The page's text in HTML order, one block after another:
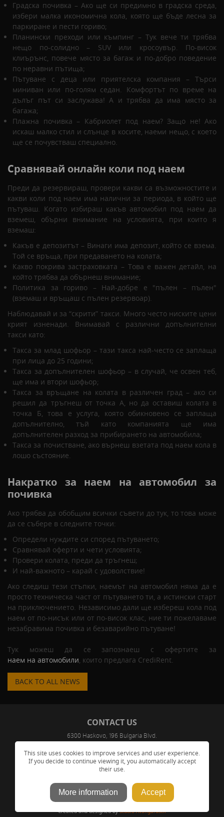
Градска почивка – Ако ще си предимно в градска среда,
избери малка икономична кола, която ще бъде лесна за
паркиране и пести гориво;
Планински преходи или къмпинг – Тук вече ти трябва
нещо по-солидно – SUV или кросоувър. По-висок
клиърънс, повече място за багаж и по-добро поведение
по неравни пътища;
Пътуване с деца или приятелска компания – Търси
миниван или по-голям седан. Комфортът по време на
дълъг път си заслужава! А и трябва да има място за
багажа;
Плажна почивка – Кабриолет под наем? Защо не! Ако
искаш малко стил и слънце в косите, наеми нещо, с което
ще се почувстваш специално.
Сравнявай онлайн коли под наем
Преди да резервираш, провери какви са възможностите и
какви коли под наем има налични за периода, в който ще
пътуваш. Когато избираш какъв автомобил под наем да
вземеш, обърни внимание на условията, при които я
вземаш:
Какъв е депозитът – Винаги има депозит, който се взема.
Той се връща, при предаването на колата;
Какво покрива застраховката – Това е важен детайл, на
който трябва да обърнеш внимание;
Политика за гориво – Най-добре е "пълен – пълен"
(вземаш и връщаш с пълен резервоар).
Наблюдавай и за “скрити” такси. Много често ниските цени
крият изненади. Внимавай с различни допълнителни
такси като:
Такса за млад шофьор – тази такса най-често се заплаща
при лица до 25 години;
Такса за допълнителен шофьор – в случай, че освен теб,
ще има и втори шофьор;
Такса за връщане на колата в различен град – ако си
решил да тръгнеш от точка А, но да оставиш колата в
точка Б, това е услуга, която обикновено се заплаща
допълнително, тъй като компанията ще има
допълнителен разход за прибирането на автомобила;
Такса за почистване, ако върнеш взетата под наем кола в
лошо състояние.
Накратко за наем на автомобил за
почивка
Ако трябва да обобщим всички съвети до тук, то това може
да се събере в следните точки:
Определи нуждите си според пътуването;
Сравнявай оферти и чети условията;
Провери колата, преди да тръгнеш;
И най-важното – карай с удоволствие!
Ако следиш тези стъпки, наемът на автомобил няма да е
просто техническа част от пътуването ти, а истински старт
на приключението. Независимо дали ще избереш кола под
наем от по-нисък или от по-висок клас, ние ти пожелаваме
незабравима почивка и безаварийно пътуване!
Тук можеш да се запознаеш с офертите за
наем на автомобили, които предлага CrediRent.
BACK TO ALL NEWS
CONTACT US
6300 Haskovo, 196 Bulgaria Blvd.
FIND US
2026 © CrediRent.All rights reserved.
Created and designed byStudio AvangardStil
This site uses cookies to improve services and user experience.
If you decide to continue viewing it, you automatically accept
their use.
More information Accept